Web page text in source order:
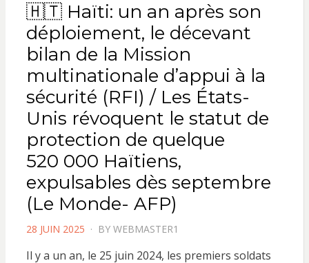
🇭🇹 Haïti: un an après son
déploiement, le décevant
bilan de la Mission
multinationale d’appui à la
sécurité (RFI) / Les États-
Unis révoquent le statut de
protection de quelque
520 000 Haïtiens,
expulsables dès septembre
(Le Monde- AFP)
POSTED
28 JUIN 2025 BY WEBMASTER1
Il y a un an, le 25 juin 2024, les premiers soldats